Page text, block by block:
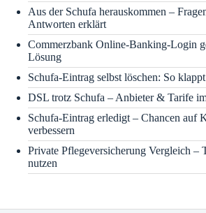
Aus der Schufa herauskommen –
Antworten erklärt
Commerzbank Online-Banking-Login
Lösung
Schufa-Eintrag selbst löschen: So
DSL trotz Schufa – Anbieter & Tarife
Schufa-Eintrag erledigt – Chancen auf
verbessern
Private Pflegeversicherung Vergleich –
nutzen